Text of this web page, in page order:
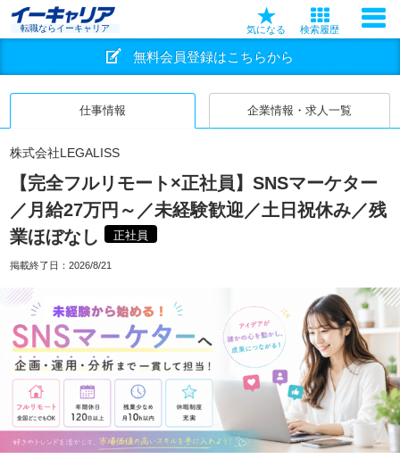
転職ならイーキャリア 気になる 検索履歴
無料会員登録はこちらから
仕事情報 企業情報・求人一覧
株式会社LEGALISS
【完全フルリモート×正社員】SNSマーケター
／月給27万円～／未経験歓迎／土日祝休み／残
業ほぼなし
正社員
掲載終了日： 2026/8/21